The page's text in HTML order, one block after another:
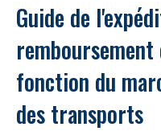
Guide de
fonction du
des transports